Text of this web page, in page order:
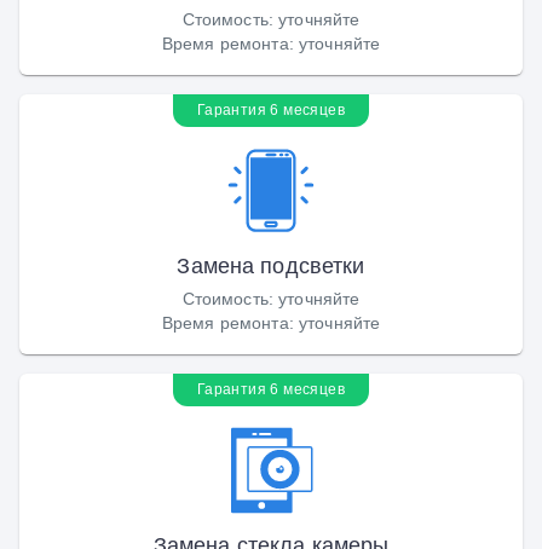
Стоимость:уточняйте
Время ремонта: уточняйте
Гарантия 6 месяцев
Замена подсветки
Стоимость:уточняйте
Время ремонта: уточняйте
Гарантия 6 месяцев